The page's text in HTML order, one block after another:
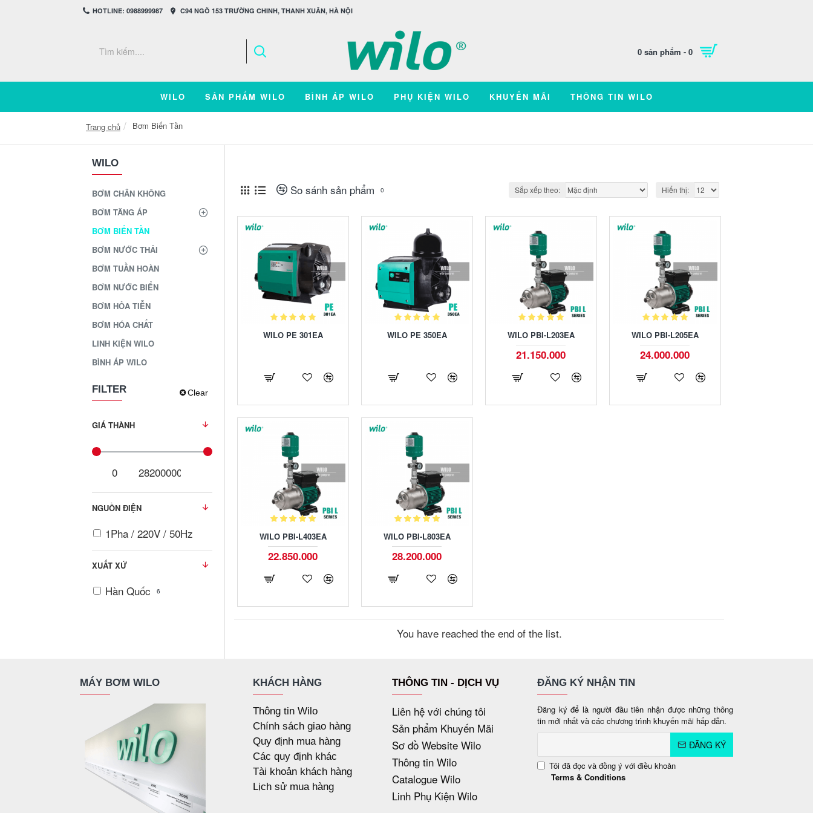
HOTLINE: 0988999987 C94 NGÕ 153 TRƯỜNG CHINH, THANH XUÂN, HÀ NỘI
0 sản phẩm - 0
WILO SẢN PHẨM WILO BÌNH ÁP WILO PHỤ KIỆN WILO KHUYẾN MÃI THÔNG TIN WILO
Trang chủ Bơm Biến Tần
WILO
BƠM CHÂN KHÔNG
BƠM TĂNG ÁP
BƠM BIẾN TẦN
BƠM NƯỚC THẢI
BƠM TUẦN HOÀN
BƠM NƯỚC BIỂN
BƠM HỎA TIỄN
BƠM HÓA CHẤT
LINH KIỆN WILO
BÌNH ÁP WILO
FILTER Clear
GIÁ THÀNH
NGUỒN ĐIỆN
1Pha / 220V / 50Hz
XUẤT XỨ
Hàn Quốc 6
So sánh sản phẩm 0 Sắp xếp theo: Hiển thị:
WILO PE 301EA WILO PE 350EA WILO PBI-L203EA
21.150.000
WILO PBI-L205EA
24.000.000
WILO PBI-L403EA
22.850.000
WILO PBI-L803EA
28.200.000
You have reached the end of the list.
MÁY BƠM WILO KHÁCH HÀNG
Thông tin Wilo
Chính sách giao hàng
Quy định mua hàng
Các quy định khác
Tài khoản khách hàng
Lịch sử mua hàng
THÔNG TIN - DỊCH VỤ
Liên hệ với chúng tôi
Sản phẩm Khuyến Mãi
Sơ đồ Website Wilo
Thông tin Wilo
Catalogue Wilo
Linh Phụ Kiện Wilo
ĐĂNG KÝ NHẬN TIN
Đăng ký để là người đầu tiên nhận được những thông
tin mới nhất và các chương trình khuyến mãi hấp dẫn.
ĐĂNG KÝ
Tôi đã đọc và đồng ý với điều khoản
Terms & Conditions